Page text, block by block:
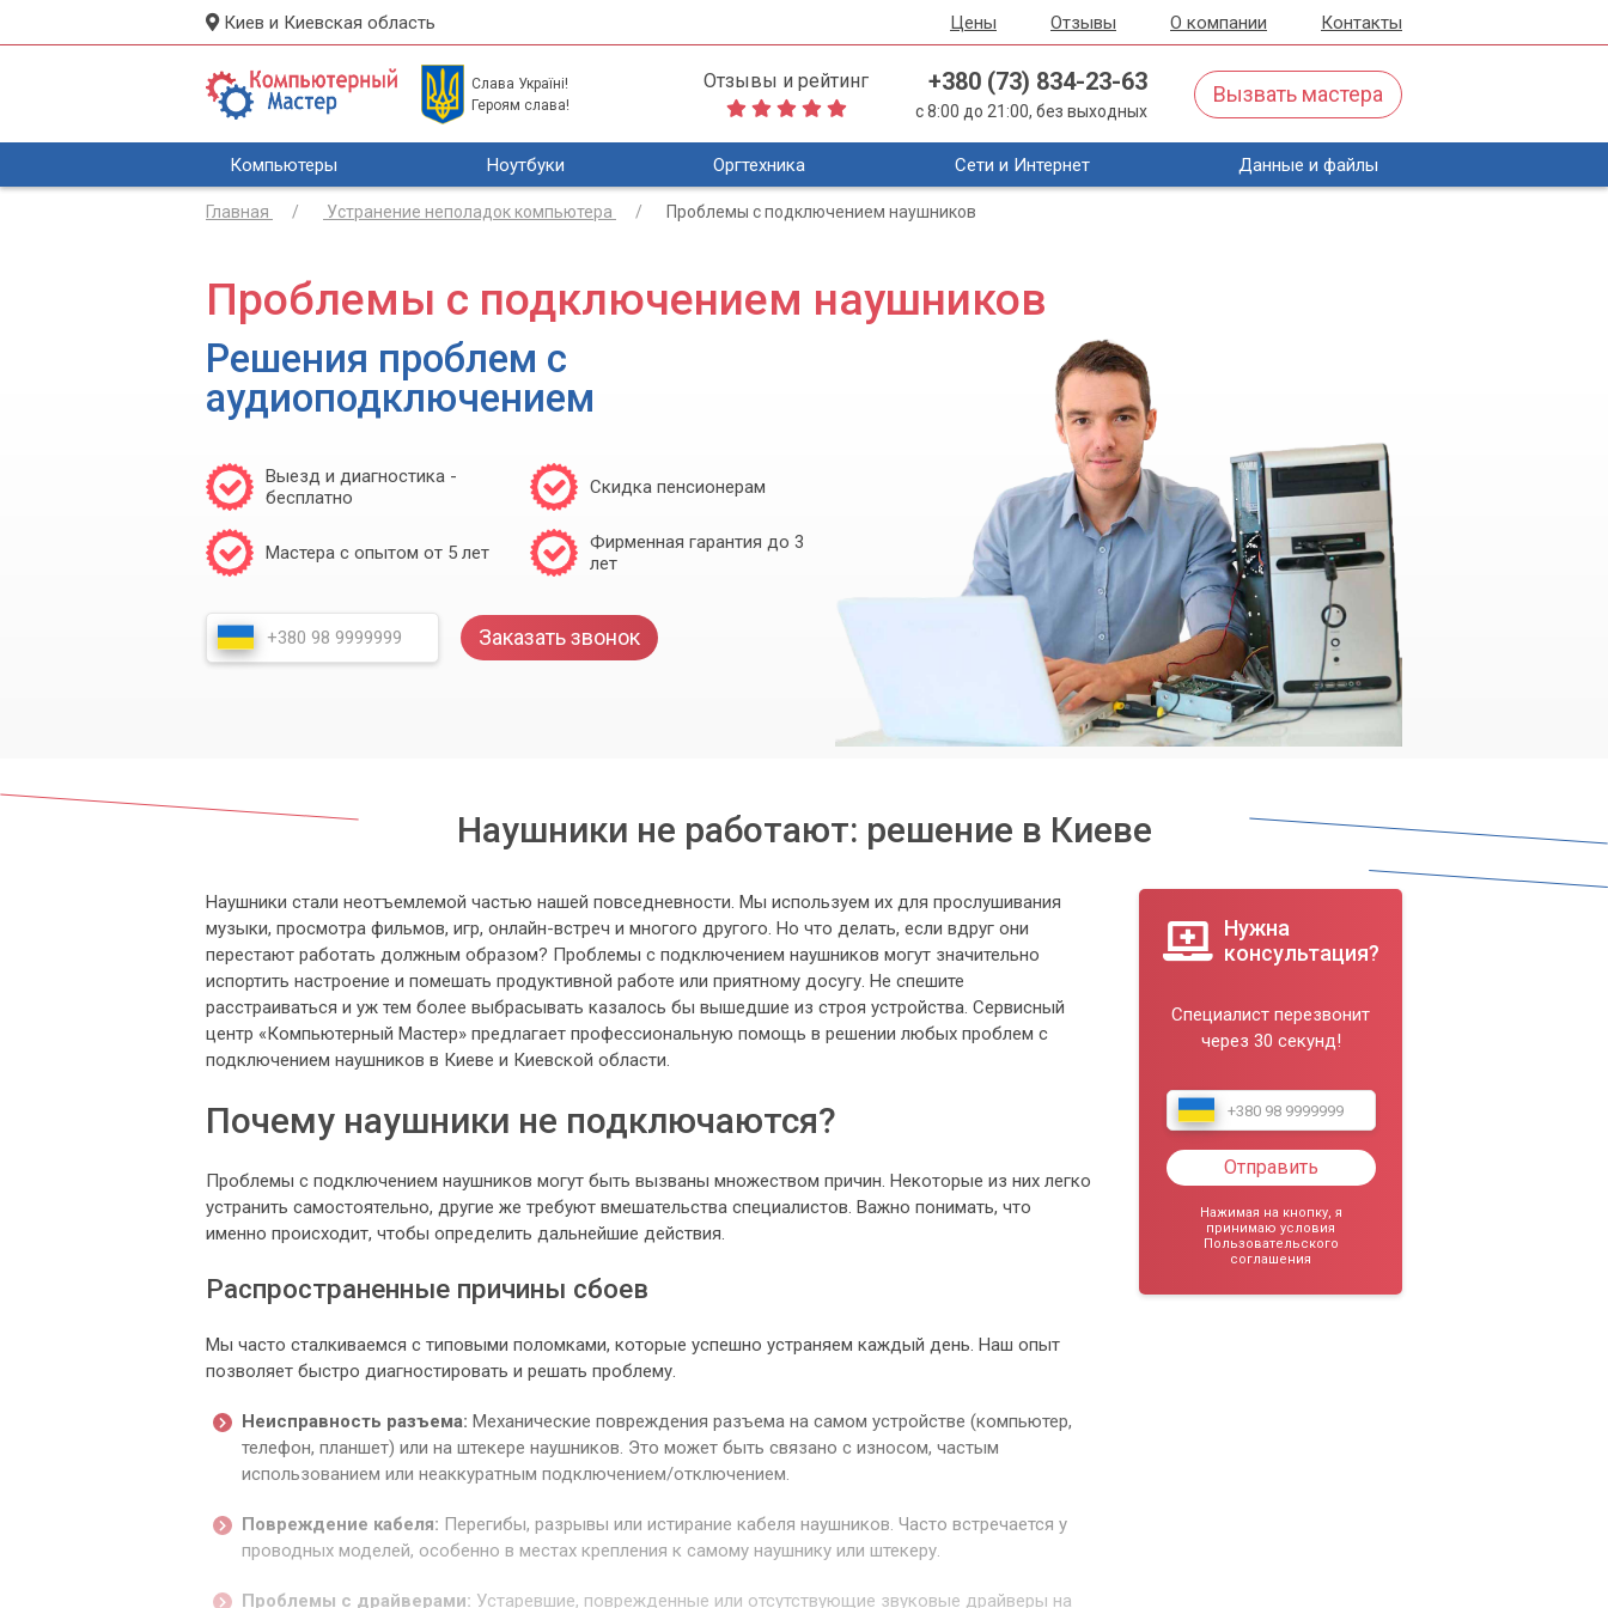
Киев и Киевская область Цены Отзывы О компании Контакты
Слава Україні!
Героям слава!
Отзывы и рейтинг +380 (73) 834-23-63
с 8:00 до 21:00, без выходных
Вызвать мастера
Компьютеры Ноутбуки Оргтехника Сети и Интернет Данные и файлы
Главная Устранение неполадок компьютера Проблемы с подключением наушников
Проблемы с подключением наушников
Решения проблем с
аудиоподключением
Выезд и диагностика -
бесплатно
Скидка пенсионерам
Мастера с опытом от 5 лет
Фирменная гарантия до 3
лет
Заказать звонок
Наушники не работают: решение в Киеве
Наушники стали неотъемлемой частью нашей повседневности. Мы используем их для прослушивания
музыки, просмотра фильмов, игр, онлайн-встреч и многого другого. Но что делать, если вдруг они
перестают работать должным образом? Проблемы с подключением наушников могут значительно
испортить настроение и помешать продуктивной работе или приятному досугу. Не спешите
расстраиваться и уж тем более выбрасывать казалось бы вышедшие из строя устройства. Сервисный
центр «Компьютерный Мастер» предлагает профессиональную помощь в решении любых проблем с
подключением наушников в Киеве и Киевской области.
Почему наушники не подключаются?
Проблемы с подключением наушников могут быть вызваны множеством причин. Некоторые из них легко
устранить самостоятельно, другие же требуют вмешательства специалистов. Важно понимать, что
именно происходит, чтобы определить дальнейшие действия.
Распространенные причины сбоев
Мы часто сталкиваемся с типовыми поломками, которые успешно устраняем каждый день. Наш опыт
позволяет быстро диагностировать и решать проблему.
Неисправность разъема: Механические повреждения разъема на самом устройстве (компьютер,
телефон, планшет) или на штекере наушников. Это может быть связано с износом, частым
использованием или неаккуратным подключением/отключением.
Повреждение кабеля: Перегибы, разрывы или истирание кабеля наушников. Часто встречается у
проводных моделей, особенно в местах крепления к самому наушнику или штекеру.
Проблемы с драйверами: Устаревшие, поврежденные или отсутствующие звуковые драйверы на
Нужна
консультация?
Специалист перезвонит
через 30 секунд!
Отправить
Нажимая на кнопку, я
принимаю условия
Пользовательского
соглашения